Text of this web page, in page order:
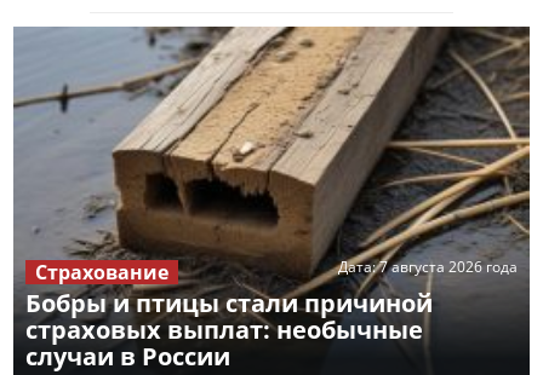
Бобры и птицы стали причиной
страховых выплат: необычные
случаи в России
Дата:7 августа 2026 года
Страхование